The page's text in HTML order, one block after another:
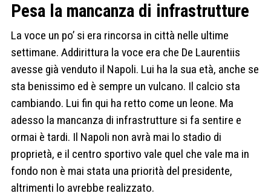
Pesa la mancanza di infrastrutture
La voce un po’ si era rincorsa in città nelle ultime
settimane. Addirittura la voce era che De Laurentiis
avesse già venduto il Napoli. Lui ha la sua età, anche se
sta benissimo ed è sempre un vulcano. Il calcio sta
cambiando. Lui fin qui ha retto come un leone. Ma
adesso la mancanza di infrastrutture si fa sentire e
ormai è tardi. Il Napoli non avrà mai lo stadio di
proprietà, e il centro sportivo vale quel che vale ma in
fondo non è mai stata una priorità del presidente,
altrimenti lo avrebbe realizzato.